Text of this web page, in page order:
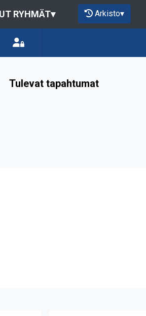
RYHMÄT▾ Arkisto▾
Tulevat tapahtumat